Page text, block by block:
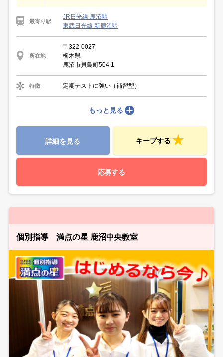
最寄り駅
JR日光線 鹿沼駅
東武日光線 新鹿沼駅
所在地
〒322-0027
栃木県
鹿沼市貝島町504-1
特徴 定期テストに強い（補習型）
もっと見る
詳細を見る キープする
応募する
個別指導 満点の星 鹿沼中央教室